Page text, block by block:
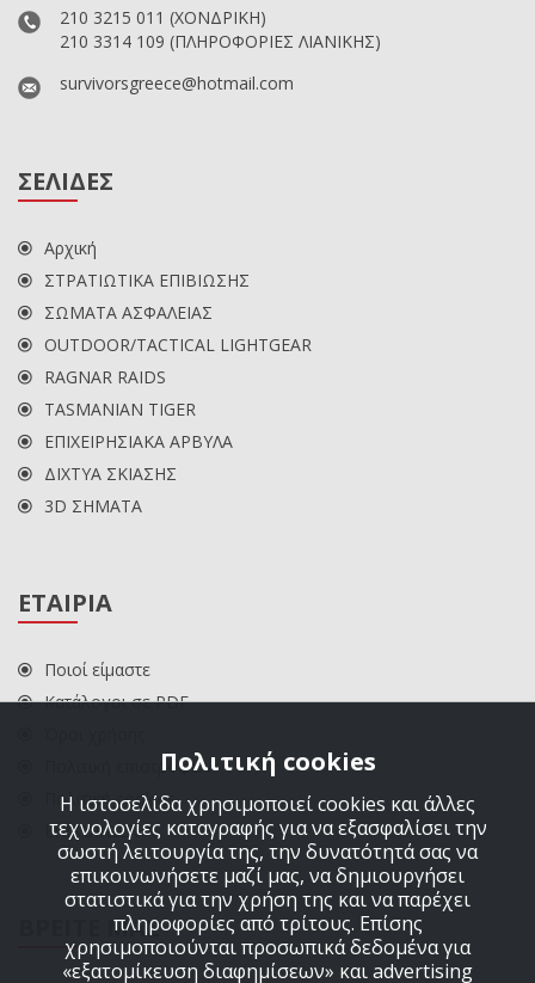
210 3215 011 (ΧΟΝΔΡΙΚΗ)
210 3314 109 (ΠΛΗΡΟΦΟΡΙΕΣ ΛΙΑΝΙΚΗΣ)
survivorsgreece@hotmail.com
ΣΕΛΙΔΕΣ
Αρχική
ΣΤΡΑΤΙΩΤΙΚΑ ΕΠΙΒΙΩΣΗΣ
ΣΩΜΑΤΑ ΑΣΦΑΛΕΙΑΣ
OUTDOOR/TACTICAL LIGHTGEAR
RAGNAR RAIDS
TASMANIAN TIGER
ΕΠΙΧΕΙΡΗΣΙΑΚΑ ΑΡΒΥΛΑ
ΔΙΧΤΥΑ ΣΚΙΑΣΗΣ
3D ΣΗΜΑΤΑ
ΕΤΑΙΡΙΑ
Ποιοί είμαστε
Κατάλογοι σε PDF
Πολιτική επιστροφών
Πολιτική cookies
ΕΠΙΚΟΙΝΩΝΙΑ
ΒΡΕΙΤΕ ΜΑΣ
Πολιτική cookies
Η ιστοσελίδα χρησιμοποιεί cookies και άλλες
τεχνολογίες καταγραφής για να εξασφαλίσει την
σωστή λειτουργία της, την δυνατότητά σας να
επικοινωνήσετε μαζί μας, να δημιουργήσει
στατιστικά για την χρήση της και να παρέχει
πληροφορίες από τρίτους. Επίσης
χρησιμοποιούνται προσωπικά δεδομένα για
«εξατομίκευση διαφημίσεων» και advertising